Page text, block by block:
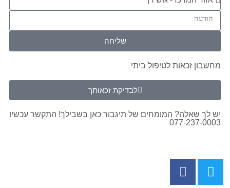
שליחה
מחשבון זכאות לטיפול ביתי
לבדיקת זכאותך
יש לך שאלה? המומחים של תיגבור כאן בשבילך! התקשר עכשיו
077-237-0003